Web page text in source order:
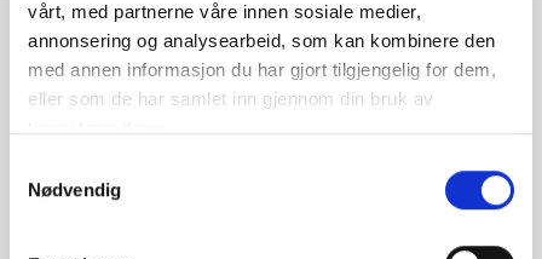
vårt, med partnerne våre innen sosiale medier,
annonsering og analysearbeid, som kan kombinere den
med annen informasjon du har gjort tilgjengelig for dem,
eller som de har samlet inn gjennom din bruk av
Nødvendig
post@bergenbatteri.no
55 20 80 80
Betaling
Frakt